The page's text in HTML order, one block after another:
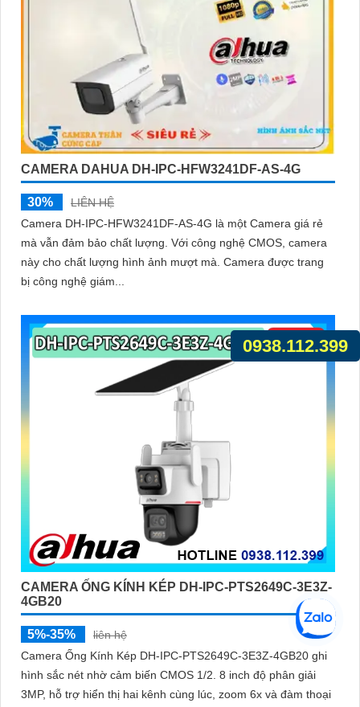
CAMERA DAHUA DH-IPC-HFW3241DF-AS-4G
30%
LIÊN HỆ
Camera DH-IPC-HFW3241DF-AS-4G là một Camera giá rẻ
mà vẫn đảm bảo chất lượng. Với công nghệ CMOS, camera
này cho chất lượng hình ảnh mượt mà. Camera được trang
bị công nghệ giám...
CAMERA ỐNG KÍNH KÉP DH-IPC-PTS2649C-3E3Z-
4GB20
5%-35%
liên hệ
Camera Ống Kính Kép DH-IPC-PTS2649C-3E3Z-4GB20 ghi
hình sắc nét nhờ cảm biến CMOS 1/2. 8 inch độ phân giải
3MP, hỗ trợ hiển thị hai kênh cùng lúc, zoom 6x và đàm thoại
0938.112.399